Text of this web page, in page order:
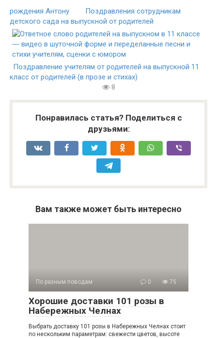
рождения Антону
Поздравления сотрудникам
детского сада на выпускной от родителей
Поздравление учителям от родителей на выпускной 11
класс от родителей (в прозе и стихах)
8
Понравилась статья? Поделиться с
друзьями:
Вам также может быть интересно
По разным поводам 0 75
Хорошие доставки 101 розы в
Набережных Челнах
Выбрать доставку 101 розы в Набережных Челнах стоит
по нескольким параметрам: свежести цветов, высоте